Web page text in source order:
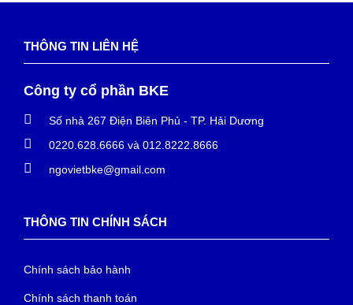
THÔNG TIN LIÊN HỆ
Công ty cổ phần BKE
Số nhà 267 Điện Biên Phủ - TP. Hải Dương
0220.628.6666 và 012.8222.8666
ngovietbke@gmail.com
THÔNG TIN CHÍNH SÁCH
Chính sách bảo hành
Chính sách thanh toán